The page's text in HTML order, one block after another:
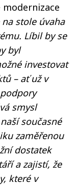
modernizace
stole úvaha
Líbil by se
byl
investovat
– ať už v
smysl
současné
zaměřenou
dostatek
a zajistí, že
které v